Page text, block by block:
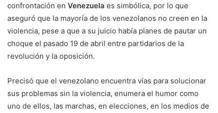
confrontación en Venezuela es simbólica, por lo que
aseguró que la mayoría de los venezolanos no creen en la
violencia, pese a que a su juicio había planes de pautar un
choque el pasado 19 de abril entre partidarios de la
revolución y la oposición.
Precisó que el venezolano encuentra vías para solucionar
sus problemas sin la violencia, enumera el humor como
uno de ellos, las marchas, en elecciones, en los medios de